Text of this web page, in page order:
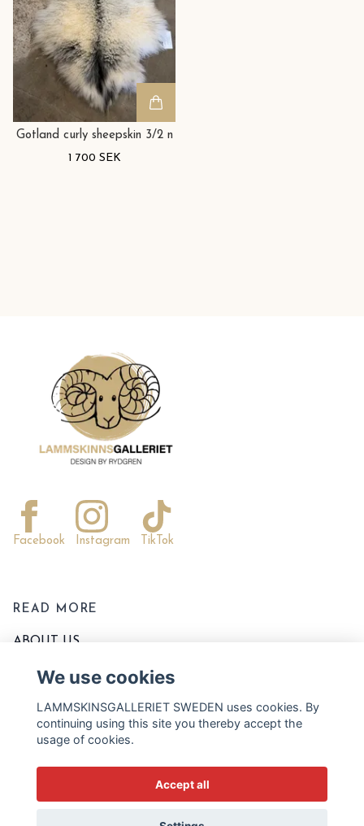
Gotland curly sheepskin 3/2 n
1 700 SEK
Facebook Instagram TikTok
READ MORE
ABOUT US
CONTACT US
TERMS OF PURCHASE
WASHING AND PRODUCT CARE
SIZE CHART
BLOGG
We use cookies
LAMMSKINSGALLERIET SWEDEN uses cookies. By
continuing using this site you thereby accept the
usage of cookies.
Accept all